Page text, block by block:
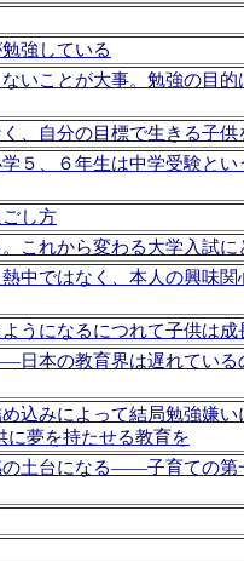
強している
いことが大事。勉強の目的
、自分の目標で生きる子供
５、６年生は中学受験とい
し方
これから変わる大学入試に
中ではなく、本人の興味
うになるにつれて子供は成
日本の教育界は遅れてい
込みによって結局勉強嫌い
夢を持たせる教育を
土台になる――子育ての第